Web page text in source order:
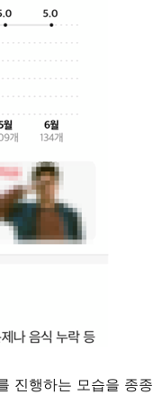
진행하는 모습을 종종